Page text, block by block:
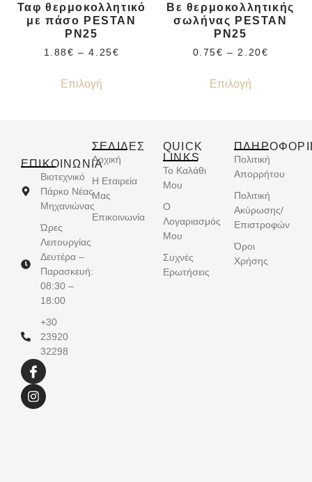
Ταφ θερμοκολλητικό
με πάσο PESTAN
PN25
1.88 € – 4.25€
Επιλογή
Βε θερμοκολλητικής
σωλήνας PESTAN
PN25
0.75€ – 2.20€
Επιλογή
ΕΠΙΚΟΙΝΩΝΊΑ
Βιοτεχνικό
Πάρκο Νέας
Μηχανιώνας
Ώρες
Λειτουργίας
Δευτέρα –
Παρασκευή:
08:30 –
18:00
+30
23920
32298
ΣΕΛΙΔΕΣ
Αρχική
Η Εταιρεία
Μας
Επικοινωνία
QUICK
LINKS
Το Καλάθι
Μου
Ο
Λογαριασμός
Μου
Συχνές
Ερωτήσεις
Πολιτική
Απορρήτου
Πολιτική
Ακύρωσης/
Επιστροφών
Όροι
Χρήσης